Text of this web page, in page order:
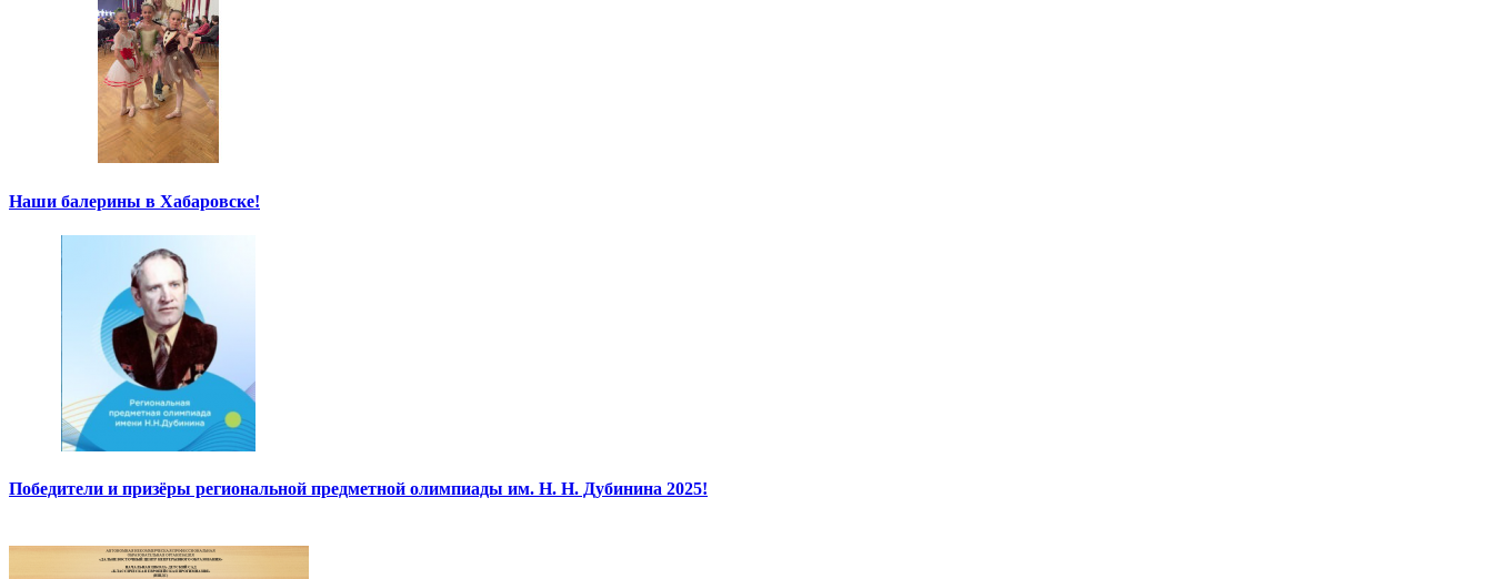
Наши балерины в Хабаровске!
Победители и призёры региональной предметной олимпиады им. Н. Н. Дубинина 2025!